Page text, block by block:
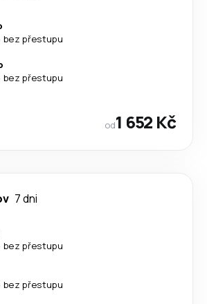
bez přestupu
bez přestupu
od1 652 Kč
7 dni
bez přestupu
bez přestupu